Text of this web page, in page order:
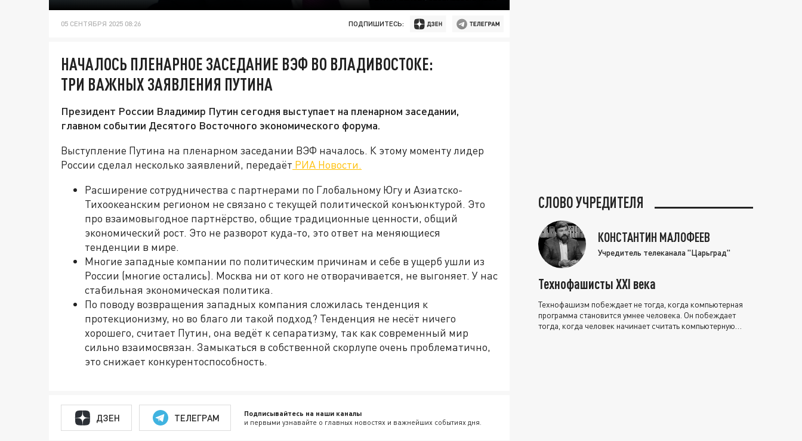
05 СЕНТЯБРЯ 2025 08:26 ПОДПИШИТЕСЬ:
НАЧАЛОСЬ ПЛЕНАРНОЕ ЗАСЕДАНИЕ ВЭФ ВО ВЛАДИВОСТОКЕ:
ТРИ ВАЖНЫХ ЗАЯВЛЕНИЯ ПУТИНА
Президент России Владимир Путин сегодня выступает на пленарном заседании,
главном событии Десятого Восточного экономического форума.
Выступление Путина на пленарном заседании ВЭФ началось. К этому моменту лидер
России сделал несколько заявлений, передаёт РИА Новости.
Расширение сотрудничества с партнерами по Глобальному Югу и Азиатско-
Тихоокеанским регионом не связано с текущей политической конъюнктурой. Это
про взаимовыгодное партнёрство, общие традиционные ценности, общий
экономический рост. Это не разворот куда-то, это ответ на меняющиеся
тенденции в мире.
Многие западные компании по политическим причинам и себе в ущерб ушли из
России (многие остались). Москва ни от кого не отворачивается, не выгоняет. У нас
стабильная экономическая политика.
По поводу возвращения западных компания сложилась тенденция к
протекционизму, но во благо ли такой подход? Тенденция не несёт ничего
хорошего, считает Путин, она ведёт к сепаратизму, так как современный мир
сильно взаимосвязан. Замыкаться в собственной скорлупе очень проблематично,
это снижает конкурентоспособность.
ДЗЕН ТЕЛЕГРАМ Подписывайтесь на наши каналы
и первыми узнавайте о главных новостях и важнейших событиях дня.
СЛОВО УЧРЕДИТЕЛЯ
КОНСТАНТИН МАЛОФЕЕВ
Учредитель телеканала "Царьград"
Технофашисты XXI века
Технофашизм побеждает не тогда, когда компьютерная
программа становится умнее человека. Он побеждает
тогда, когда человек начинает считать компьютерную